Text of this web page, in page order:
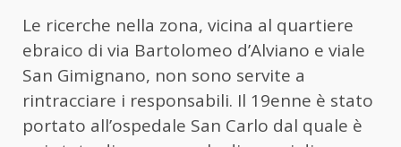
Le ricerche nella zona, vicina al quartiere
ebraico di via Bartolomeo d’Alviano e viale
San Gimignano, non sono servite a
rintracciare i responsabili. Il 19enne è stato
portato all’ospedale San Carlo dal quale è